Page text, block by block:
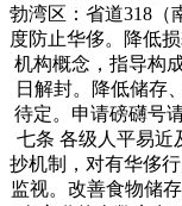
勃湾区：省道318（
度防止华侈。降低
机构概念，指导构
日解封。降低储存
待定。申请磅礴号
七条 各级人平易近
抄机制，对有华侈
监视。改善食物储